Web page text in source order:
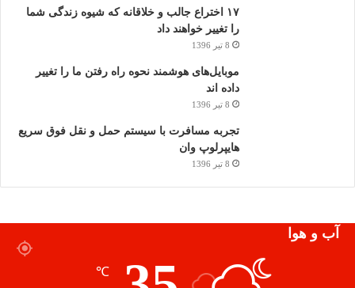
۱۷ اختراع جالب و خلاقانه که شیوه زندگی شما
را تغییر خواهند داد
8 تیر 1396
موبایل‌های هوشمند نحوه راه رفتن ما را تغییر
داده اند
8 تیر 1396
تجربه مسافرت با سیستم حمل و نقل فوق سریع
هایپرلوپ وان
8 تیر 1396
آب و هوا
℃